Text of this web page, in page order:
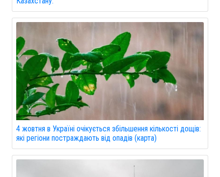
4 жовтня в Україні очікується збільшення кількості дощів:
які регіони постраждають від опадів (карта)